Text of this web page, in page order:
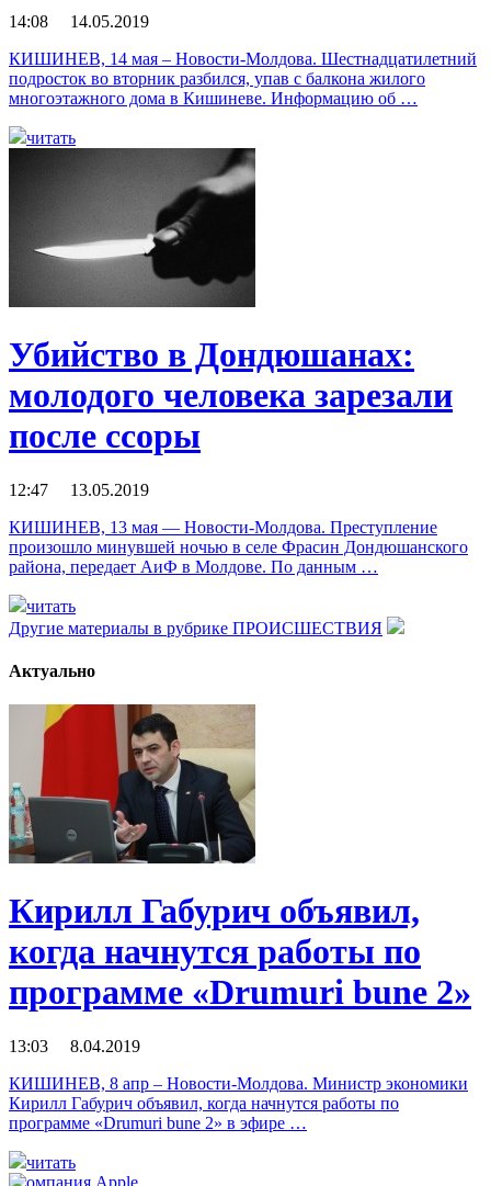
14:08 14.05.2019
КИШИНЕВ, 14 мая – Новости-Молдова. Шестнадцатилетний
подросток во вторник разбился, упав с балкона жилого
многоэтажного дома в Кишиневе. Информацию об …
читать
Убийство в Дондюшанах:
молодого человека зарезали
после ссоры
12:47 13.05.2019
КИШИНЕВ, 13 мая — Новости-Молдова. Преступление
произошло минувшей ночью в селе Фрасин Дондюшанского
района, передает АиФ в Молдове. По данным …
читать
Другие материалы в рубрике ПРОИСШЕСТВИЯ
Актуально
Кирилл Габурич объявил,
когда начнутся работы по
программе «Drumuri bune 2»
13:03 8.04.2019
КИШИНЕВ, 8 апр – Новости-Молдова. Министр экономики
Кирилл Габурич объявил, когда начнутся работы по
программе «Drumuri bune 2» в эфире …
читать